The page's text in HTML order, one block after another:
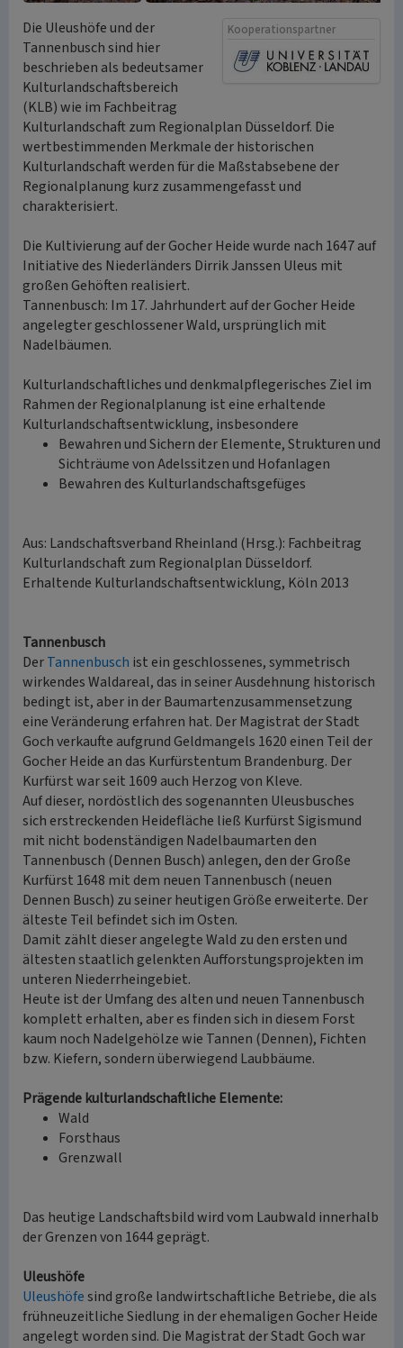
Kooperationspartner
Die Uleushöfe und der
Tannenbusch sind hier
beschrieben als bedeutsamer
Kulturlandschaftsbereich
(KLB) wie im Fachbeitrag
Kulturlandschaft zum Regionalplan Düsseldorf. Die
wertbestimmenden Merkmale der historischen
Kulturlandschaft werden für die Maßstabsebene der
Regionalplanung kurz zusammengefasst und
charakterisiert.
Die Kultivierung auf der Gocher Heide wurde nach 1647 auf
Initiative des Niederländers Dirrik Janssen Uleus mit
großen Gehöften realisiert.
Tannenbusch: Im 17. Jahrhundert auf der Gocher Heide
angelegter geschlossener Wald, ursprünglich mit
Nadelbäumen.
Kulturlandschaftliches und denkmalpflegerisches Ziel im
Rahmen der Regionalplanung ist eine erhaltende
Kulturlandschaftsentwicklung, insbesondere
Bewahren und Sichern der Elemente, Strukturen und
Sichträume von Adelssitzen und Hofanlagen
Bewahren des Kulturlandschaftsgefüges
Aus: Landschaftsverband Rheinland (Hrsg.): Fachbeitrag
Kulturlandschaft zum Regionalplan Düsseldorf.
Erhaltende Kulturlandschaftsentwicklung, Köln 2013
Tannenbusch
DerTannenbusch ist ein geschlossenes, symmetrisch
wirkendes Waldareal, das in seiner Ausdehnung historisch
bedingt ist, aber in der Baumartenzusammensetzung
eine Veränderung erfahren hat. Der Magistrat der Stadt
Goch verkaufte aufgrund Geldmangels 1620 einen Teil der
Gocher Heide an das Kurfürstentum Brandenburg. Der
Kurfürst war seit 1609 auch Herzog von Kleve.
Auf dieser, nordöstlich des sogenannten Uleusbusches
sich erstreckenden Heidefläche ließ Kurfürst Sigismund
mit nicht bodenständigen Nadelbaumarten den
Tannenbusch (Dennen Busch) anlegen, den der Große
Kurfürst 1648 mit dem neuen Tannenbusch (neuen
Dennen Busch) zu seiner heutigen Größe erweiterte. Der
älteste Teil befindet sich im Osten.
Damit zählt dieser angelegte Wald zu den ersten und
ältesten staatlich gelenkten Aufforstungsprojekten im
unteren Niederrheingebiet.
Heute ist der Umfang des alten und neuen Tannenbusch
komplett erhalten, aber es finden sich in diesem Forst
kaum noch Nadelgehölze wie Tannen (Dennen), Fichten
bzw. Kiefern, sondern überwiegend Laubbäume.
Prägende kulturlandschaftliche Elemente:
Wald
Forsthaus
Grenzwall
Das heutige Landschaftsbild wird vom Laubwald innerhalb
der Grenzen von 1644 geprägt.
Uleushöfe
Uleushöfesind große landwirtschaftliche Betriebe, die als
frühneuzeitliche Siedlung in der ehemaligen Gocher Heide
angelegt worden sind. Die Magistrat der Stadt Goch war